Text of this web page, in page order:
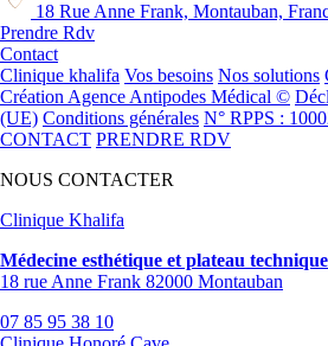
18 Rue Anne Frank, Montauban,
Prendre Rdv
Contact
Clinique khalifa Vos besoins Nos solutions
Création Agence Antipodes Médical ©
(UE) Conditions générales N° RPPS :
CONTACT PRENDRE RDV
NOUS CONTACTER
Clinique Khalifa
Médecine esthétique et plateau
18 rue Anne Frank 82000 Montauban
07 85 95 38 10